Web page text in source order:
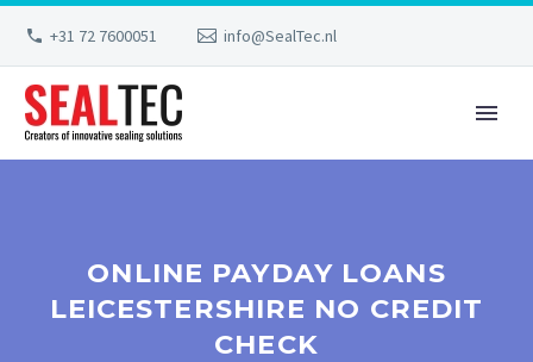
+31 72 7600051 info@SealTec.nl
ONLINE PAYDAY LOANS
LEICESTERSHIRE NO CREDIT
CHECK